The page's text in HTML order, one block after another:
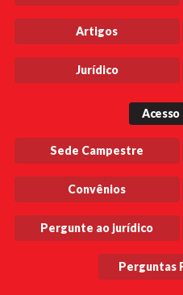
Artigos
Jurídico
Acesso
Sede Campestre
Convênios
Pergunte ao jurídico
Perguntas